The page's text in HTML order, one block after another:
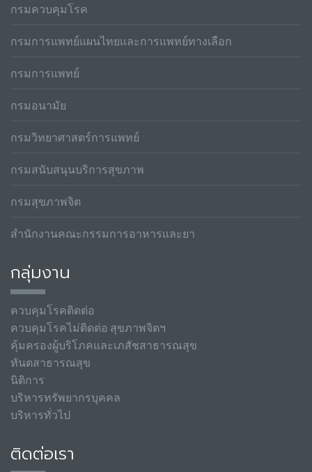
กรมควบคุมโรค
กรมการแพทย์แผนไทยและการแพทย์ทางเลือก
กรมการแพทย์
กรมอนามัย
กรมวิทยาศาสตร์การแพทย์
กรมสนับสนุนบริการสุขภาพ
กรมสุขภาพจิต
สำนักงานคณะกรรมการอาหารและยา
กลุ่มงาน
ควบคุมโรคติดต่อ
ควบคุมโรคไม่ติดต่อ สุขภาพจิตฯ
คุ้มครองผู้บริโภคและเภสัชสาธารณสุข
ทันตสาธารณสุข
นิติการ
บริหารทรัพยากรบุคคล
บริหารทั่วไป
ติดต่อเรา